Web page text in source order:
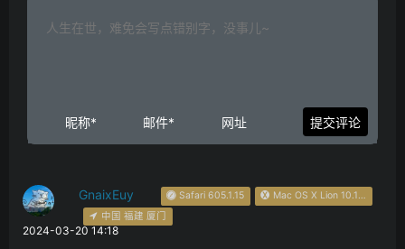
GnaixEuy Safari 605.1.15
Mac OS X Lion 10.15.7
中国 福建 厦门
2024-03-20 14:18